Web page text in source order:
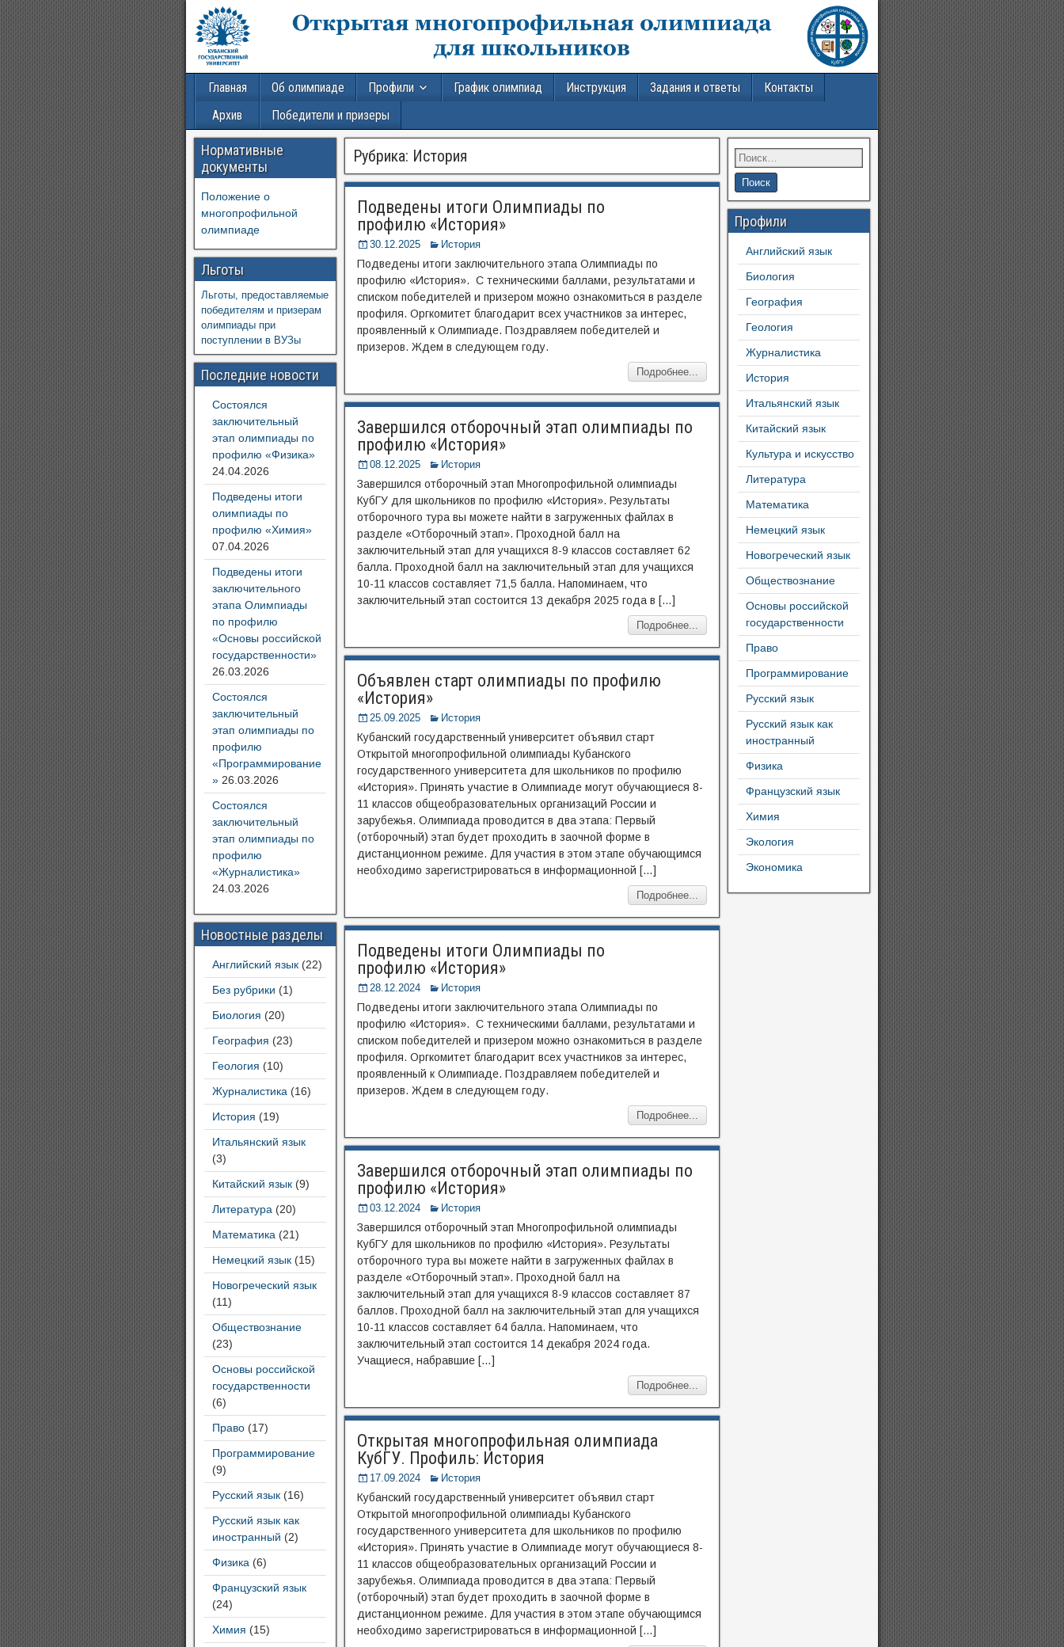
Главная Об олимпиаде Профили График олимпиад Инструкция Задания и ответы
Контакты
Архив
Победители и призеры
Рубрика: История
Подведены итоги Олимпиады по
профилю «История»
30.12.2025 История
Подведены итоги заключительного этапа Олимпиады по
профилю «История». С техническими баллами, результатами и
списком победителей и призером можно ознакомиться в разделе
профиля. Оргкомитет благодарит всех участников за интерес,
проявленный к Олимпиаде. Поздравляем победителей и
призеров. Ждем в следующем году.
Подробнее...
Завершился отборочный этап олимпиады по
профилю «История»
08.12.2025 История
Завершился отборочный этап Многопрофильной олимпиады
КубГУ для школьников по профилю «История». Результаты
отборочного тура вы можете найти в загруженных файлах в
разделе «Отборочный этап». Проходной балл на
заключительный этап для учащихся 8-9 классов составляет 62
балла. Проходной балл на заключительный этап для учащихся
10-11 классов составляет 71,5 балла. Напоминаем, что
заключительный этап состоится 13 декабря 2025 года в […]
Подробнее...
Объявлен старт олимпиады по профилю
«История»
25.09.2025 История
Кубанский государственный университет объявил старт
Открытой многопрофильной олимпиады Кубанского
государственного университета для школьников по профилю
«История». Принять участие в Олимпиаде могут обучающиеся 8-
11 классов общеобразовательных организаций России и
зарубежья. Олимпиада проводится в два этапа: Первый
(отборочный) этап будет проходить в заочной форме в
дистанционном режиме. Для участия в этом этапе обучающимся
необходимо зарегистрироваться в информационной […]
Подробнее...
Подведены итоги Олимпиады по
профилю «История»
28.12.2024 История
Подведены итоги заключительного этапа Олимпиады по
профилю «История». С техническими баллами, результатами и
списком победителей и призером можно ознакомиться в разделе
профиля. Оргкомитет благодарит всех участников за интерес,
проявленный к Олимпиаде. Поздравляем победителей и
призеров. Ждем в следующем году.
Подробнее...
Завершился отборочный этап олимпиады по
профилю «История»
03.12.2024 История
Завершился отборочный этап Многопрофильной олимпиады
КубГУ для школьников по профилю «История». Результаты
отборочного тура вы можете найти в загруженных файлах в
разделе «Отборочный этап». Проходной балл на
заключительный этап для учащихся 8-9 классов составляет 87
баллов. Проходной балл на заключительный этап для учащихся
10-11 классов составляет 64 балла. Напоминаем, что
заключительный этап состоится 14 декабря 2024 года.
Учащиеся, набравшие […]
Подробнее...
Открытая многопрофильная олимпиада
КубГУ. Профиль: История
17.09.2024 История
Кубанский государственный университет объявил старт
Открытой многопрофильной олимпиады Кубанского
государственного университета для школьников по профилю
«История». Принять участие в Олимпиаде могут обучающиеся 8-
11 классов общеобразовательных организаций России и
зарубежья. Олимпиада проводится в два этапа: Первый
(отборочный) этап будет проходить в заочной форме в
дистанционном режиме. Для участия в этом этапе обучающимся
необходимо зарегистрироваться в информационной […]
Нормативные
документы
Положение о
многопрофильной
олимпиаде
Льготы
Льготы, предоставляемые
победителям и призерам
олимпиады при
поступлении в ВУЗы
Последние новости
Состоялся
заключительный
этап олимпиады по
профилю «Физика»
24.04.2026
Подведены итоги
олимпиады по
профилю «Химия»
07.04.2026
Подведены итоги
заключительного
этапа Олимпиады
по профилю
«Основы российской
государственности»
26.03.2026
Состоялся
заключительный
этап олимпиады по
профилю
«Программирование
» 26.03.2026
Состоялся
заключительный
этап олимпиады по
профилю
«Журналистика»
24.03.2026
Новостные разделы
Английский язык (22)
Без рубрики (1)
Биология (20)
География (23)
Геология (10)
Журналистика (16)
История (19)
Итальянский язык
(3)
Китайский язык (9)
Литература (20)
Математика (21)
Немецкий язык (15)
Новогреческий язык
(11)
Обществознание
(23)
Основы российской
государственности
(6)
Право (17)
Программирование
(9)
Русский язык (16)
Русский язык как
иностранный (2)
Физика (6)
Французский язык
(24)
Химия (15)
Профили
Английский язык
Биология
География
Геология
Журналистика
История
Итальянский язык
Китайский язык
Культура и искусство
Литература
Математика
Немецкий язык
Новогреческий язык
Обществознание
Основы российской
государственности
Право
Программирование
Русский язык
Русский язык как
иностранный
Физика
Французский язык
Химия
Экология
Экономика